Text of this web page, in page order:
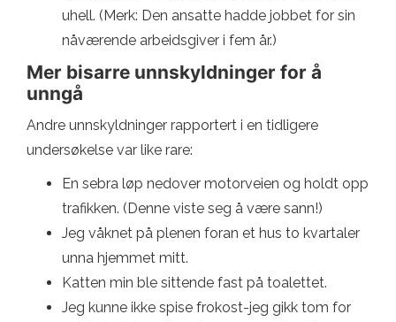
uhell. (Merk: Den ansatte hadde jobbet for sin
nåværende arbeidsgiver i fem år.)
Mer bisarre unnskyldninger for å
unngå
Andre unnskyldninger rapportert i en tidligere
undersøkelse var like rare:
En sebra løp nedover motorveien og holdt opp
trafikken. (Denne viste seg å være sann!)
Jeg våknet på plenen foran et hus to kvartaler
unna hjemmet mitt.
Katten min ble sittende fast på toalettet.
Jeg kunne ikke spise frokost-jeg gikk tom for